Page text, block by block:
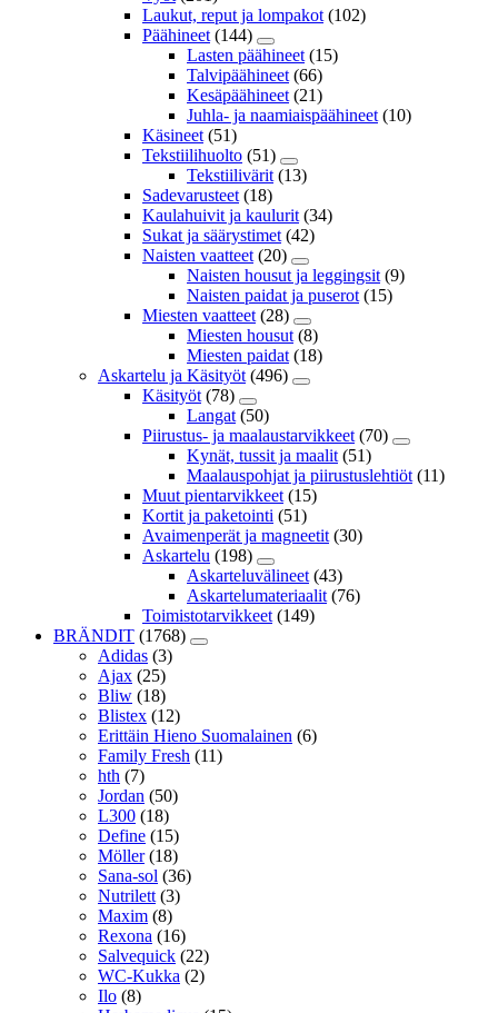
Laukut, reput ja lompakot (102)
Päähineet (144)
Lasten päähineet (15)
Talvipäähineet (66)
Kesäpäähineet (21)
Juhla- ja naamiaispäähineet (10)
Käsineet (51)
Tekstiilihuolto (51)
Tekstiilivärit (13)
Sadevarusteet (18)
Kaulahuivit ja kaulurit (34)
Sukat ja säärystimet (42)
Naisten vaatteet (20)
Naisten housut ja leggingsit (9)
Naisten paidat ja puserot (15)
Miesten vaatteet (28)
Miesten housut (8)
Miesten paidat (18)
Askartelu ja Käsityöt (496)
Käsityöt (78)
Langat (50)
Piirustus- ja maalaustarvikkeet (70)
Kynät, tussit ja maalit (51)
Maalauspohjat ja piirustuslehtiöt (11)
Muut pientarvikkeet (15)
Kortit ja paketointi (51)
Avaimenperät ja magneetit (30)
Askartelu (198)
Askarteluvälineet (43)
Askartelumateriaalit (76)
Toimistotarvikkeet (149)
BRÄNDIT (1768)
Adidas (3)
Ajax (25)
Bliw (18)
Blistex (12)
Erittäin Hieno Suomalainen (6)
Family Fresh (11)
hth (7)
Jordan (50)
L300 (18)
Define (15)
Möller (18)
Sana-sol (36)
Nutrilett (3)
Maxim (8)
Rexona (16)
Salvequick (22)
WC-Kukka (2)
Ilo (8)